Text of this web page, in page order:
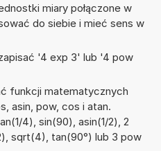
miary połączone w
do siebie i mieć sens w
'4 exp 3' lub '4 pow
funkcji matematycznych
asin, pow, cos i atan.
4), sin(90), asin(1/2), 2
sqrt(4), tan(90°) lub 3 pow